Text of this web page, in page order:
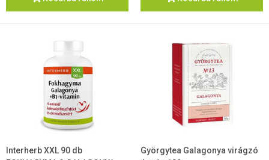
Interherb XXL 90 db
Györgytea Galagonya virágzó